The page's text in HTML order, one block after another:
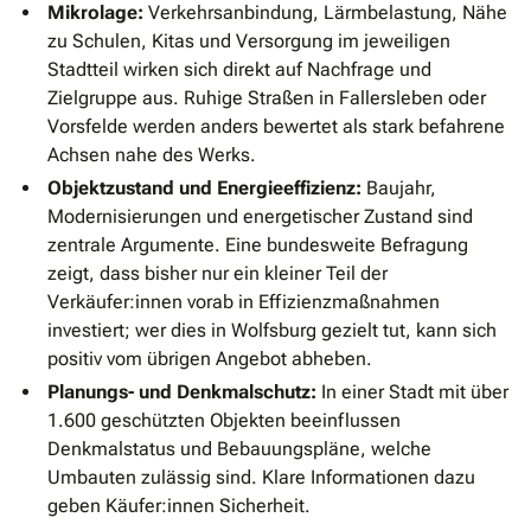
Mikrolage: Verkehrsanbindung, Lärmbelastung, Nähe
zu Schulen, Kitas und Versorgung im jeweiligen
Stadtteil wirken sich direkt auf Nachfrage und
Zielgruppe aus. Ruhige Straßen in Fallersleben oder
Vorsfelde werden anders bewertet als stark befahrene
Achsen nahe des Werks.
Objektzustand und Energieeffizienz: Baujahr,
Modernisierungen und energetischer Zustand sind
zentrale Argumente. Eine bundesweite Befragung
zeigt, dass bisher nur ein kleiner Teil der
Verkäufer:innen vorab in Effizienzmaßnahmen
investiert; wer dies in Wolfsburg gezielt tut, kann sich
positiv vom übrigen Angebot abheben.
Planungs- und Denkmalschutz: In einer Stadt mit über
1.600 geschützten Objekten beeinflussen
Denkmalstatus und Bebauungspläne, welche
Umbauten zulässig sind. Klare Informationen dazu
geben Käufer:innen Sicherheit.